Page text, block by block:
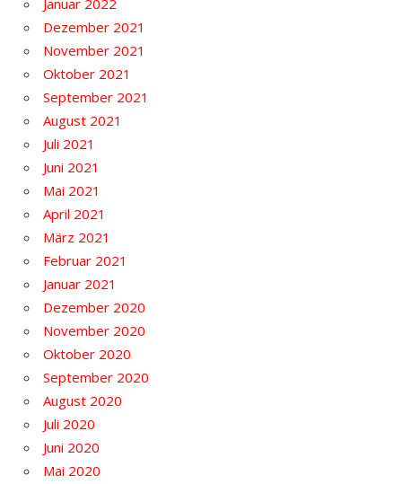
Januar 2022
Dezember 2021
November 2021
Oktober 2021
September 2021
August 2021
Juli 2021
Juni 2021
Mai 2021
April 2021
März 2021
Februar 2021
Januar 2021
Dezember 2020
November 2020
Oktober 2020
September 2020
August 2020
Juli 2020
Juni 2020
Mai 2020